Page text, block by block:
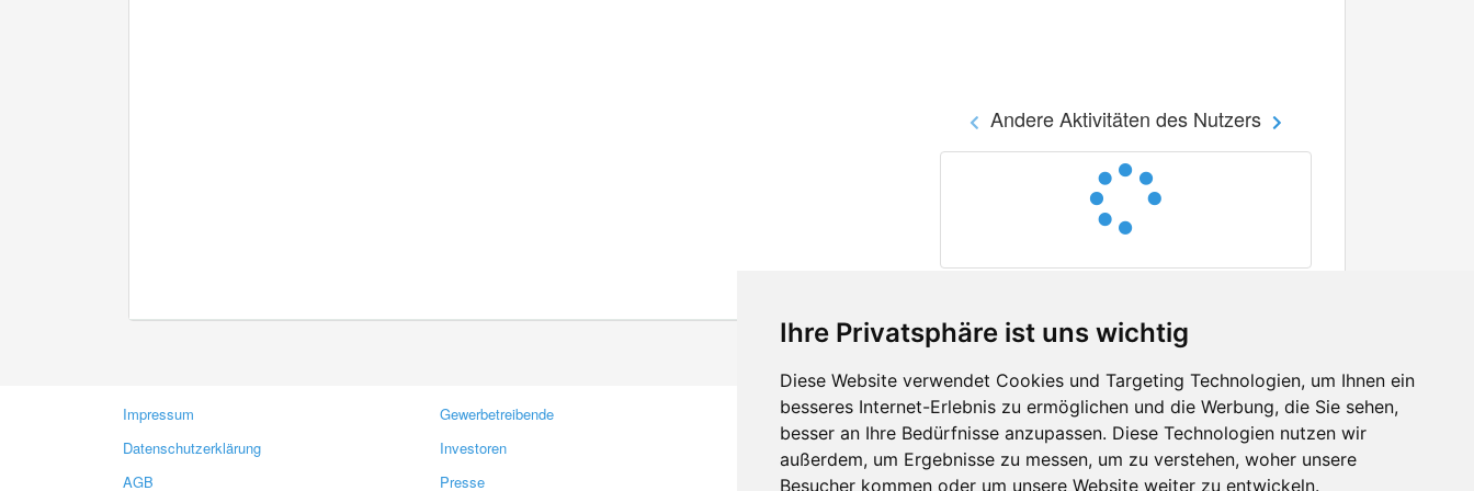
Ihre Privatsphäre ist uns wichtig
Diese Website verwendet Cookies und Targeting Technologien, um Ihnen ein
besseres Internet-Erlebnis zu ermöglichen und die Werbung, die Sie sehen,
besser an Ihre Bedürfnisse anzupassen. Diese Technologien nutzen wir
außerdem, um Ergebnisse zu messen, um zu verstehen, woher unsere
Besucher kommen oder um unsere Website weiter zu entwickeln.
Andere Aktivitäten des Nutzers
Impressum
Datenschutzerklärung
AGB
Gewerbetreibende
Investoren
Presse
Kontakt
Feedback
Fehler melden
Facebook
Twitter
YouTube